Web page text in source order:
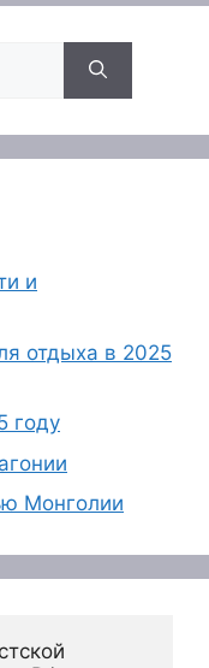
и
отдыха в 2025
году
Монголии